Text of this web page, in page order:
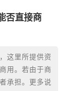
否直接商
这里所提供资
用。若由于商
承担。更多说